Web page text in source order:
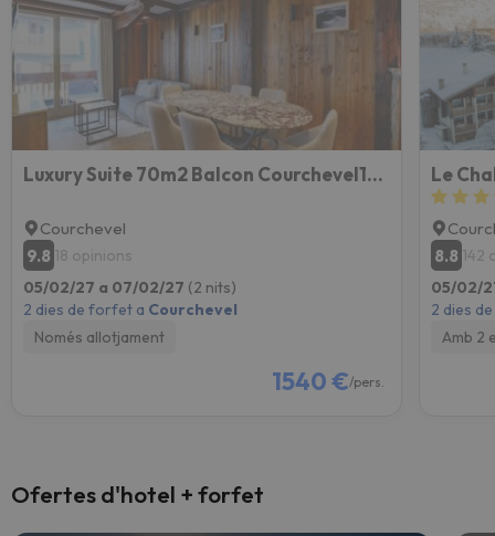
Luxury Suite 70m2 Balcon Courchevel1850 Parking
Courchevel
9.8 18 opinions
05/02/27 a 07/02/27 (2 nits)
2 dies de forfet a Courchevel
Només allotjament
1540 €/pers.
Le
8.8 142
05/02/
2 dies
Amb 2
Ofertes d'hotel + forfet